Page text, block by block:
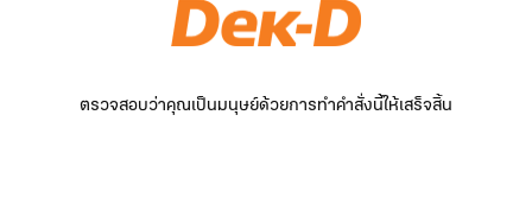
ตรวจสอบว่าคุณเป็นมนุษย์ด้วยการทำคำสั่งนี้ให้เสร็จสิ้น